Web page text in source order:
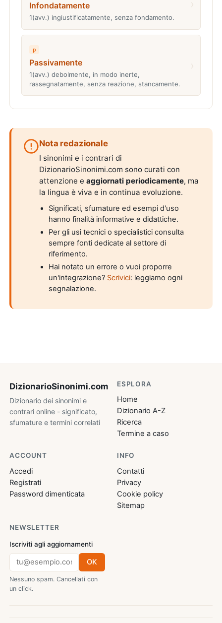
Infondatamente
1(avv.) ingiustificatamente, senza fondamento.
p
Passivamente
1(avv.) debolmente, in modo inerte,
rassegnatamente, senza reazione, stancamente.
Nota redazionale
I sinonimi e i contrari di
DizionarioSinonimi.com sono curati con
attenzione eaggiornati periodicamente, ma
la lingua è viva e in continua evoluzione.
Significati, sfumature ed esempi d'uso
hanno finalità informative e didattiche.
Per gli usi tecnici o specialistici consulta
sempre fonti dedicate al settore di
riferimento.
Hai notato un errore o vuoi proporre
un'integrazione? Scrivici: leggiamo ogni
segnalazione.
DizionarioSinonimi.com
Dizionario dei sinonimi e
contrari online - significato,
sfumature e termini correlati
ESPLORA
Home
Dizionario A-Z
Ricerca
Termine a caso
ACCOUNT
Accedi
Registrati
Password dimenticata
INFO
Contatti
Privacy
Cookie policy
Sitemap
NEWSLETTER
Iscriviti agli aggiornamenti
OK
Nessuno spam. Cancellati con
un click.